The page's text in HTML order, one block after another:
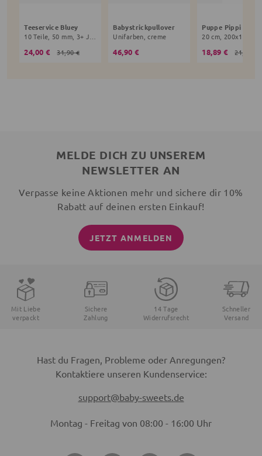
Teeservice Bluey
24,00 € 31,90 €
Babystrickpullover
Unifarben, creme
46,90 € 18,89 € 21,90 €
MELDE DICH ZU UNSEREM
NEWSLETTER AN
Verpasse keine Aktionen mehr und sichere dir 10%
Rabatt auf deinen ersten Einkauf!
JETZT ANMELDEN
Mit Liebe
verpackt
Sichere
Zahlung
14 Tage
Widerrufsrecht
Schneller
Versand
Hast du Fragen, Probleme oder Anregungen?
Kontaktiere unseren Kundenservice:
support@baby-sweets.de
Montag - Freitag von 08:00 - 16:00 Uhr